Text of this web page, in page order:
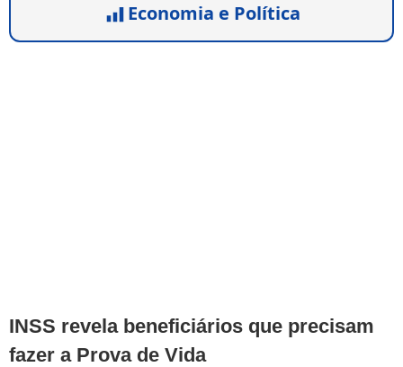
Economia e Política
INSS revela beneficiários que precisam
fazer a Prova de Vida